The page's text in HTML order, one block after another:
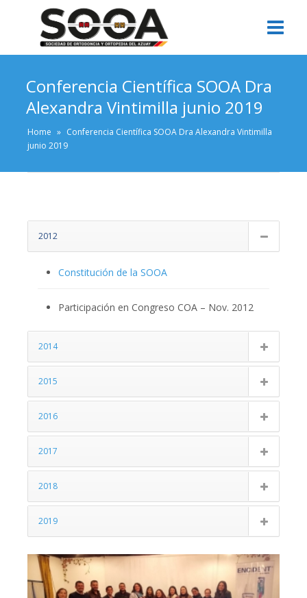
Conferencia Científica SOOA Dra
Alexandra Vintimilla junio 2019
Home » Conferencia Científica SOOA Dra Alexandra Vintimilla
junio 2019
2012
Constitución de la SOOA
Participación en Congreso COA – Nov. 2012
2014
2015
2016
2017
2018
2019